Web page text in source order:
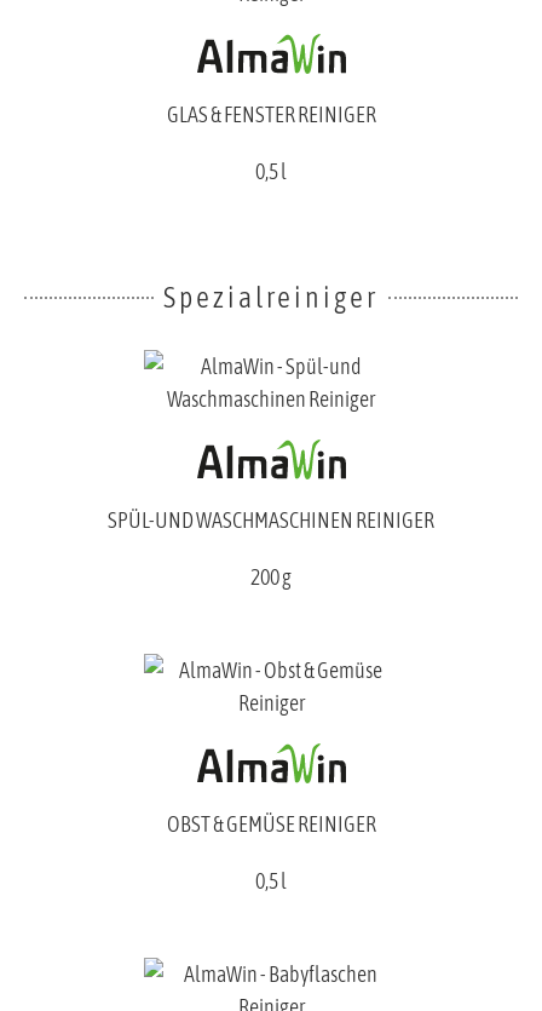
GLAS & FENSTER REINIGER
0,5 l
Spezialreiniger
SPÜL-UND WASCHMASCHINEN REINIGER
200 g
OBST & GEMÜSE REINIGER
0,5 l